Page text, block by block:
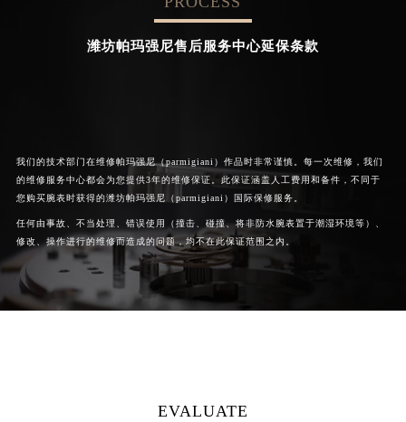

潍坊帕玛强尼售后服务中心延保条款
我们的技术部门在维修帕玛强尼（parmigiani）作品时非常谨慎。每一次维修，我们
的维修服务中心都会为您提供3年的维修保证。此保证涵盖人工费用和备件，不同于
您购买腕表时获得的潍坊帕玛强尼（parmigiani）国际保修服务。
任何由事故、不当处理、错误使用（撞击、碰撞、将非防水腕表置于潮湿环境等）、
修改、操作进行的维修而造成的问题，均不在此保证范围之内。
EVALUATE